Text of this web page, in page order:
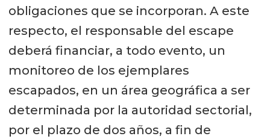
obligaciones que se incorporan. A este
respecto, el responsable del escape
deberá financiar, a todo evento, un
monitoreo de los ejemplares
escapados, en un área geográfica a ser
determinada por la autoridad sectorial,
por el plazo de dos años, a fin de